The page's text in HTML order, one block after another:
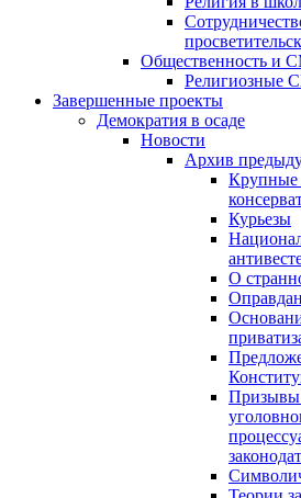
Общественность и
Религиозные
Завершенные проекты
Демократия в осаде
Новости
Архив
Крупные
Курьезы
О
Призывы